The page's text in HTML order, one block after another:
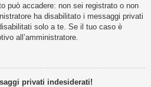
può accadere: non sei registrato o non
ha disabilitato i messaggi privati
solo a te. Se il tuo caso è
all’amministratore.
privati indesiderati!